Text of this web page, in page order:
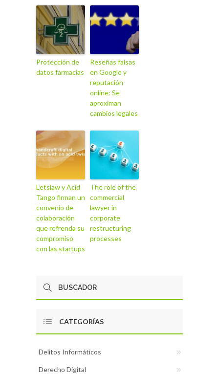
Protección de
datos farmacias
Reseñas falsas
en Google y
reputación
online: Se
aproximan
cambios legales
Letslaw y Acid
Tango firman un
convenio de
colaboración
que refrenda su
compromiso
con las startups
The role of the
commercial
lawyer in
corporate
restructuring
processes
CATEGORÍAS
Delitos Informáticos
Derecho Digital